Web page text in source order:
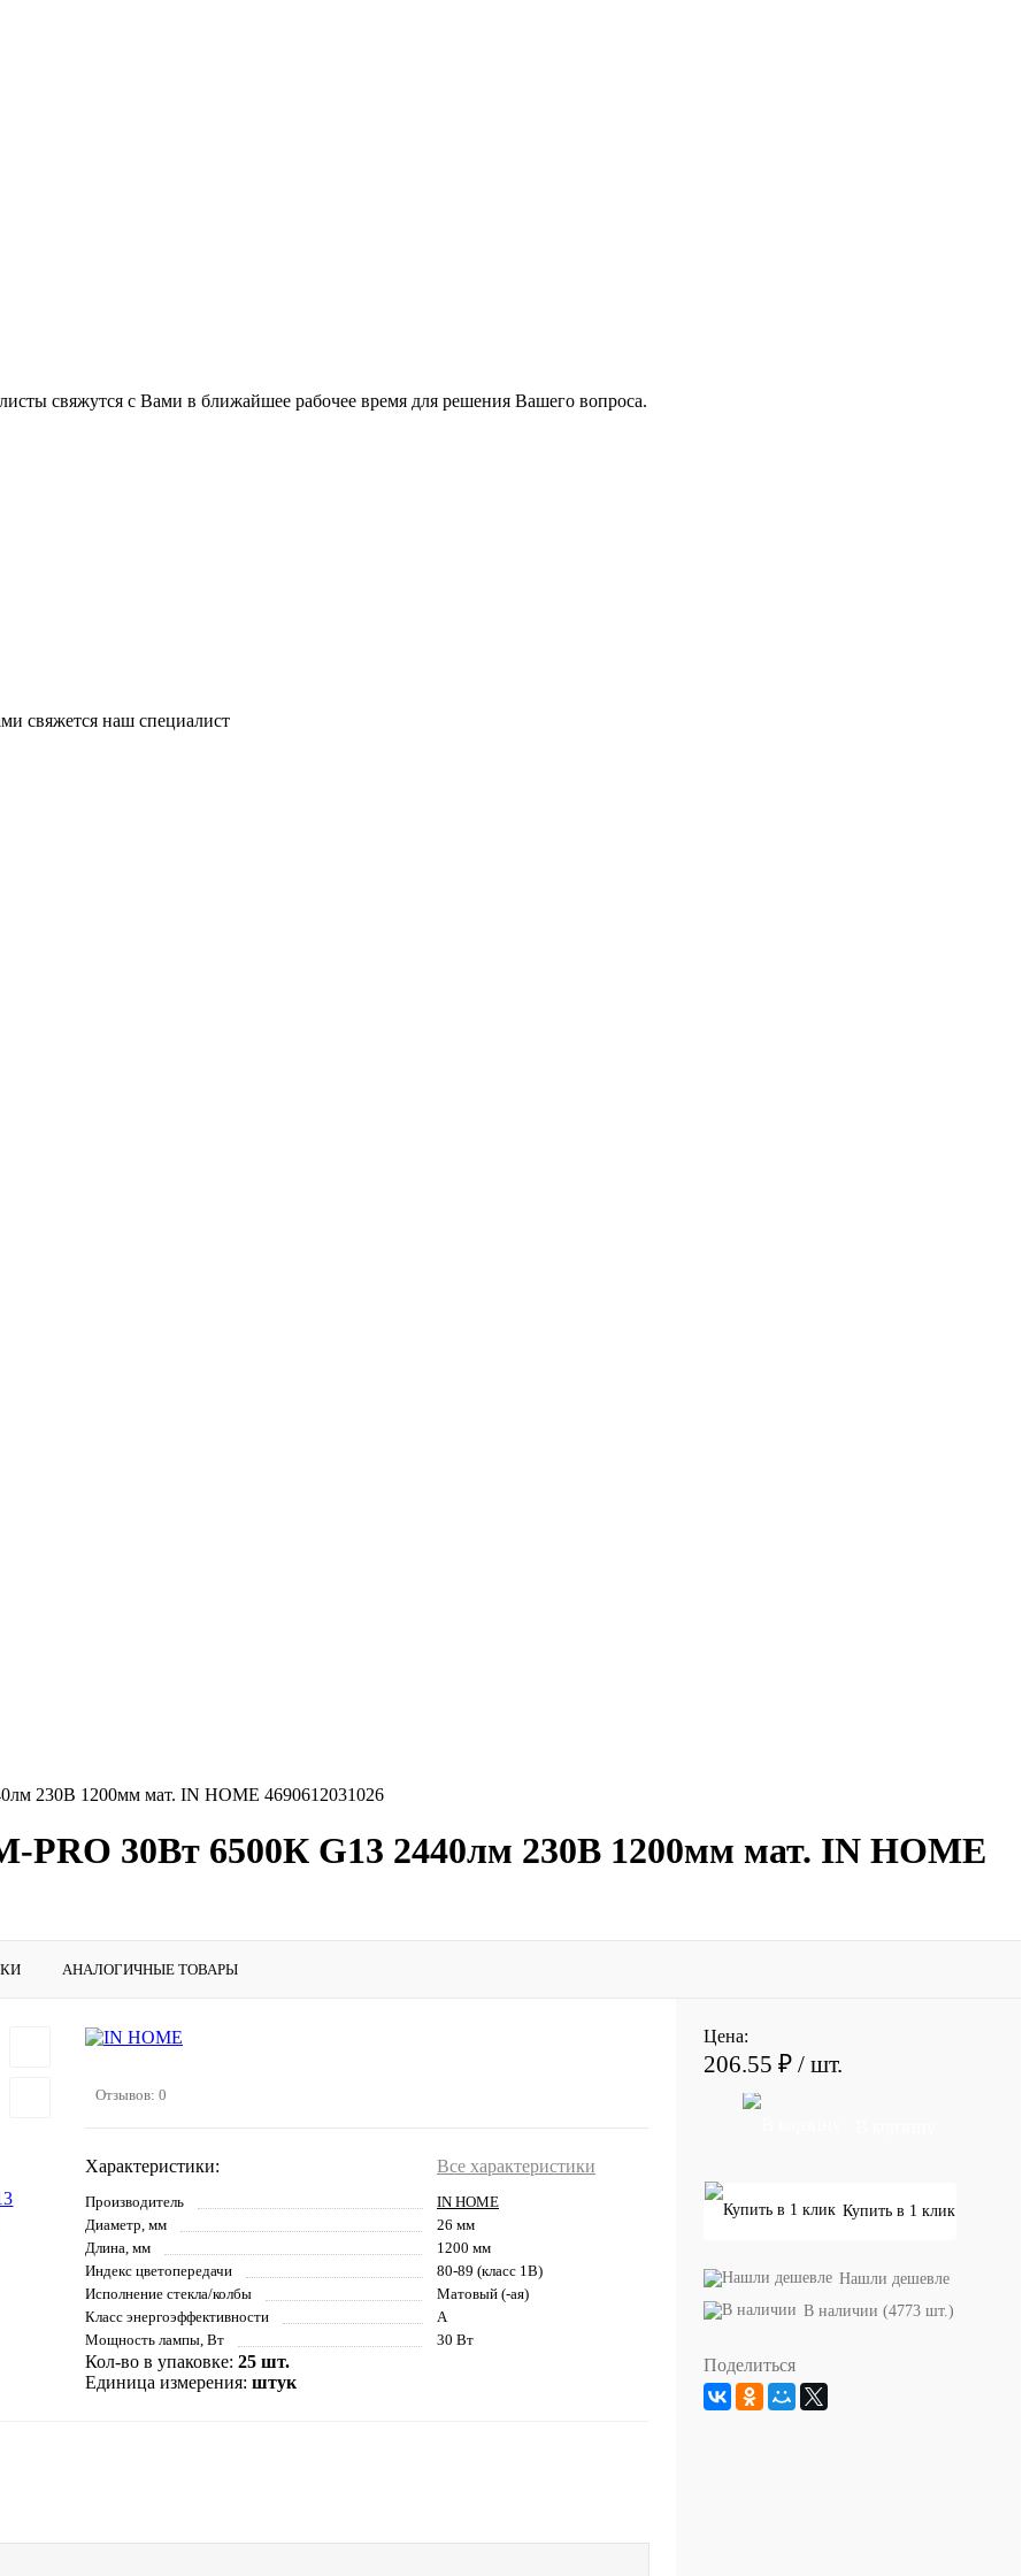
свяжутся с Вами в ближайшее рабочее время для решения Вашего вопроса.
свяжется наш специалист
230В 1200мм мат. IN HOME 4690612031026
PRO 30Вт 6500К G13 2440лм 230В 1200мм мат. IN HOME
АНАЛОГИЧНЫЕ ТОВАРЫ
Отзывов: 0
Характеристики: Все характеристики
Производитель
IN HOME
Диаметр, мм
26 мм
Длина, мм
1200 мм
Индекс цветопередачи
80-89 (класс 1В)
Исполнение стекла/колбы
Матовый (-ая)
Класс энергоэффективности
A
Мощность лампы, Вт
30 Вт
Кол-во в упаковке: 25 шт.
Единица измерения: штук
Цена:
206.55 ₽ / шт.
Купить в 1 клик
Нашли дешевле
В наличии (4773 шт.)
Поделиться